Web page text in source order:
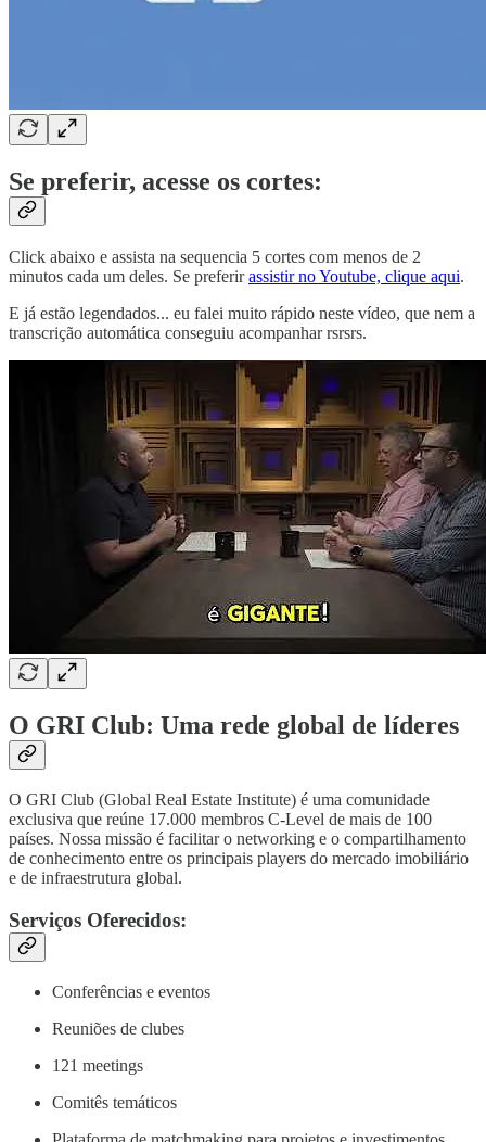
Se preferir, acesse os cortes:
Click abaixo e assista na sequencia 5 cortes com menos de 2
minutos cada um deles. Se preferirassistir no Youtube, clique aqui.
E já estão legendados... eu falei muito rápido neste vídeo, que nem a
transcrição automática conseguiu acompanhar rsrsrs.
O GRI Club: Uma rede global de líderes
O GRI Club (Global Real Estate Institute) é uma comunidade
exclusiva que reúne 17.000 membros C-Level de mais de 100
países. Nossa missão é facilitar o networking e o compartilhamento
de conhecimento entre os principais players do mercado imobiliário
e de infraestrutura global.
Serviços Oferecidos:
Conferências e eventos
Reuniões de clubes
121 meetings
Comitês temáticos